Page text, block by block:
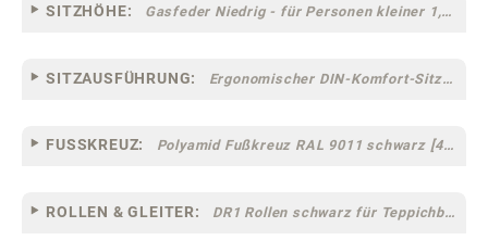
SITZHÖHE: Gasfeder Niedrig - für Personen kleiner 1,60 m
SITZAUSFÜHRUNG: Ergonomischer DIN-Komfort-Sitz [75]
FUSSKREUZ: Polyamid Fußkreuz RAL 9011 schwarz [44]
ROLLEN & GLEITER: DR1 Rollen schwarz für Teppichböden [10]